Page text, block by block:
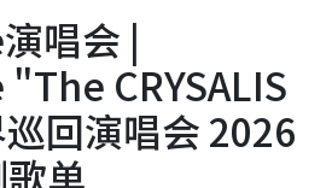
唱会 |
CRYSALIS
回演唱会 2026
单